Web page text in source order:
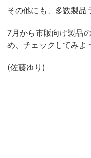
その他にも、多数製品
7月から市販向け製品
め、チェックしてみよ
(佐藤ゆり)